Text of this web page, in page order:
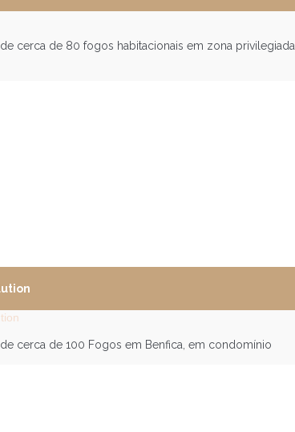
cerca de 80 fogos habitacionais em zona privilegiada
cerca de 100 Fogos em Benfica, em condomínio